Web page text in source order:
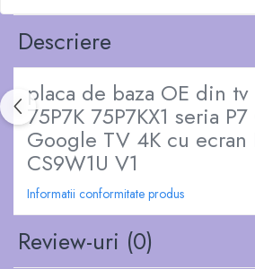
Descriere
placa de baza OE din tv
75P7K 75P7KX1 seria
Google TV 4K cu ecran
CS9W1U V1
Informatii conformitate produs
Review-uri (0)